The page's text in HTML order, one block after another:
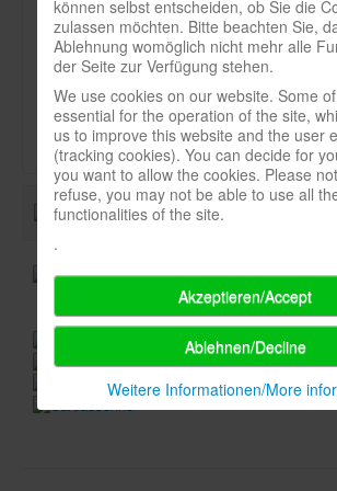
Newsletter
Spieledatenbank
Premium login
Neuheiten-New Games
Köpfe-Heads
Preise-Awards
Branchen-/Wirtschaftsnews
Crowdfunding
Veranstaltungen-Events
In eigener Sache-On our own behalf
Art:
Kinderspiele
Durchschnittsnote-spielbox:
können selbst entscheiden, ob Sie die
zulassen möchten. Bitte beachten Sie,
Ablehnung womöglich nicht mehr alle
der Seite zur Verfügung stehen.
We use cookies on our website. Some
essential for the operation of the site,
us to improve this website and the user
(tracking cookies). You can decide for
you want to allow the cookies. Please
refuse, you may not be able to use all
functionalities of the site.
.
Akzeptieren/Accept
Ablehnen/Decline
Weitere Informationen/More